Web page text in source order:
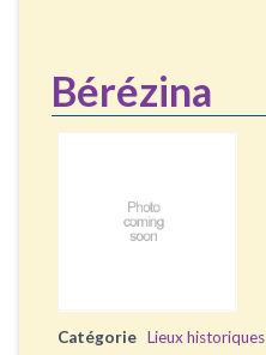
Bérézina
Catégorie Lieux historiques